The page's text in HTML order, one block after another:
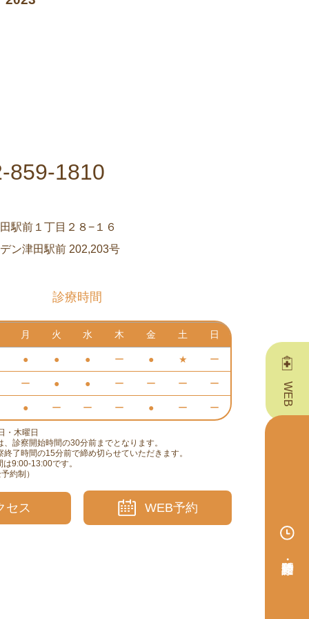
WEB問診票
859-1810
駅前１丁目２８−１６
ン津田駅前 202,203号
診療時間
月 火 水 木 金 土 日
● ● ● ー ● ★ ー
ー ● ● ー ー ー ー
● ー ー ー ● ー ー
・木曜日
診察開始時間の30分前までとなります。
了時間の15分前で締め切らせていただきます。
9:00-13:00です。
約制）
セス WEB予約